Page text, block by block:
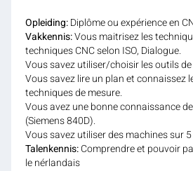
Opleiding:Diplôme ou expérience en
Vakkennis:Vous maitrisez les
techniques CNC selon ISO, Dialogue.
Vous savez utiliser/choisir les outils
Vous savez lire un plan et connaissez
techniques de mesure.
Vous avez une bonne connaissance
(Siemens 840D).
Vous savez utiliser des machines sur 5
Talenkennis:Comprendre et pouvoir
le nérlandais